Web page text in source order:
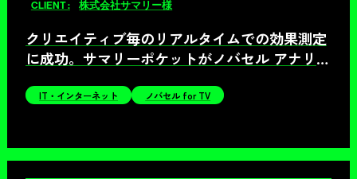
CLIENT : 株式会社サマリー様
クリエイティブ毎のリアルタイムでの効果測定
に成功。サマリーポケットがノバセル アナリテ
術とは
IT・インターネット ノバセル for TV